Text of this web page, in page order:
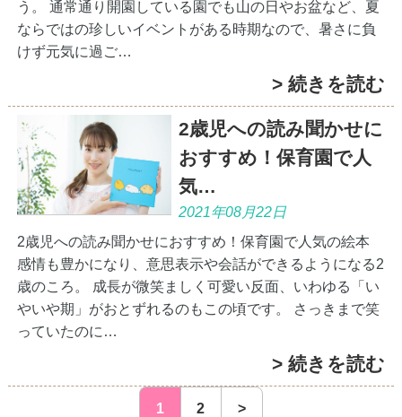
う。 通常通り開園している園でも山の日やお盆など、夏
ならではの珍しいイベントがある時期なので、暑さに負
けず元気に過ご…
> 続きを読む
2歳児への読み聞かせに
おすすめ！保育園で人
気…
2021年08月22日
2歳児への読み聞かせにおすすめ！保育園で人気の絵本
感情も豊かになり、意思表示や会話ができるようになる2
歳のころ。 成長が微笑ましく可愛い反面、いわゆる「い
やいや期」がおとずれるのもこの頃です。 さっきまで笑
っていたのに…
> 続きを読む
1 2 >